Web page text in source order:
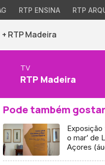
RTP ENSINA RTP
+ RTP Madeira
TV
RTP Madeira
Pode também gostar
Exposição
o mar’ de
Açores